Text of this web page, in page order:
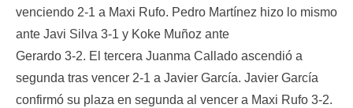
venciendo 2-1 a Maxi Rufo. Pedro Martínez hizo lo mismo
ante Javi Silva 3-1 y Koke Muñoz ante
Gerardo 3-2. El tercera Juanma Callado ascendió a
segunda tras vencer 2-1 a Javier García. Javier García
confirmó su plaza en segunda al vencer a Maxi Rufo 3-2.